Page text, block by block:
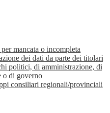
mancata o incompleta
dei dati da parte dei titolari
politici, di amministrazione, di
o di governo
consiliari regionali/provinciali